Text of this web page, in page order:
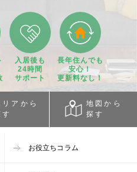
入居後も
24時間
サポート
長年住んでも
安心！
更新料なし！
リアから
地図から
探す
お役立ちコラム